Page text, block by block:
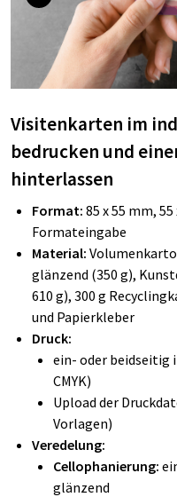
Visitenkarten im
bedrucken und
hinterlassen
Format: 85 x 55 mm,
Formateingabe
Material:
glänzend (350 g),
610 g), 300 g
und Papierkleber
Druck:
ein- oder beidseitig
CMYK)
Upload der
Vorlagen)
Veredelung:
Cellophanierung:
glänzend